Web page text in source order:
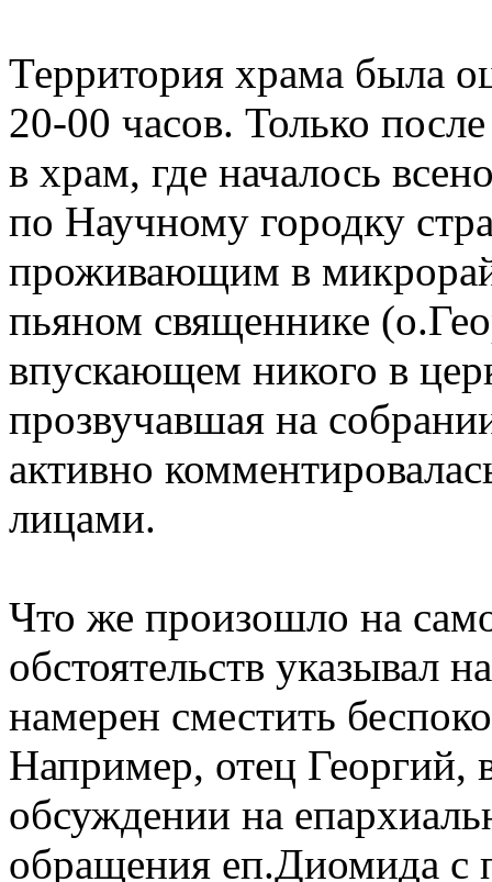
Территория храма была
20-00 часов. Только
в храм, где началось
по Научному городку
проживающим в
пьяном священнике
впускающем никого в
прозвучавшая на
активно
лицами.
Что же произошло на
обстоятельств указывал
намерен сместить
Например, отец Георгий,
обсуждении на
обращения еп.Диомида с